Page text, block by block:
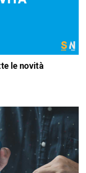
le novità